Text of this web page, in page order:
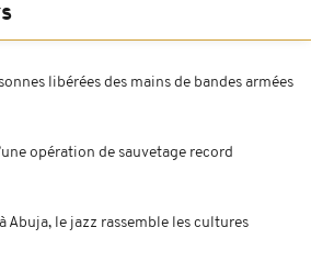
libérées des mains de bandes armées
opération de sauvetage record
Abuja, le jazz rassemble les cultures